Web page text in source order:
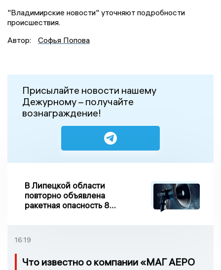
"Владимирские новости" уточняют подробности
происшествия.
Автор:
Софья Попова
Присылайте новости нашему
Дежурному – получайте
вознаграждение!
В Липецкой области
повторно объявлена
ракетная опасность 8
16:19
Что известно о компании «МАГ АЕРО